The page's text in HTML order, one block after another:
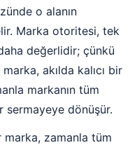
o alanın
Marka otoritesi, tek
değerlidir; çünkü
akılda kalıcı bir
markanın tüm
sermayeye dönüşür.
marka, zamanla tüm